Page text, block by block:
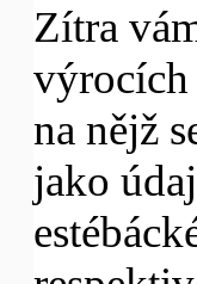
Zítra
výrocích
na nějž
jako